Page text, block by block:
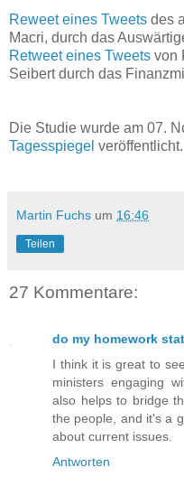
Reweet eines Tweets des
Macri, durch das
Retweet eines Tweets von
Seibert durch das
Die Studie wurde am 07.
Tagesspiegel veröffentlicht.
Martin Fuchs um 16:46
Teilen
27 Kommentare:
do my homework
I think it is great to
ministers engaging
also helps to bridge
the people, and it's a
about current issues.
Antworten